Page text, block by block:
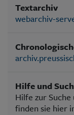
Textarchiv
webarchiv-
Hilfe und
Hilfe zur
finden sie hier